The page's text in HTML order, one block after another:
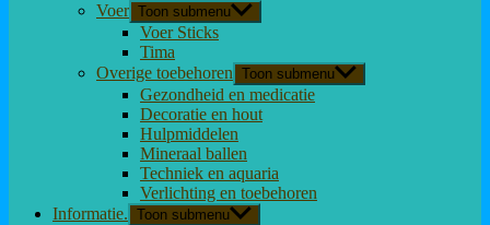
Voer Toon submenu
Voer Sticks
Tima
Overige toebehoren Toon submenu
Gezondheid en medicatie
Decoratie en hout
Hulpmiddelen
Mineraal ballen
Techniek en aquaria
Verlichting en toebehoren
Informatie. Toon submenu